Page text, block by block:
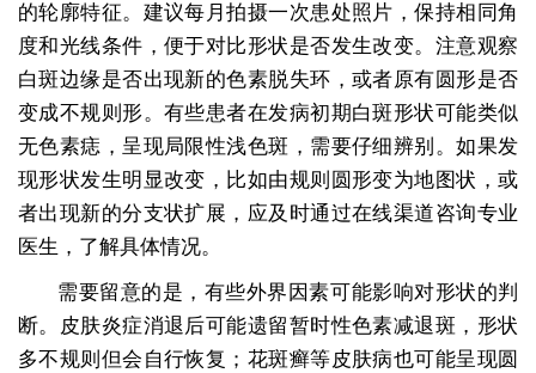
的轮廓特征。建议每月拍摄一次患处照片，保持相同角
度和光线条件，便于对比形状是否发生改变。注意观察
白斑边缘是否出现新的色素脱失环，或者原有圆形是否
变成不规则形。有些患者在发病初期白斑形状可能类似
无色素痣，呈现局限性浅色斑，需要仔细辨别。如果发
现形状发生明显改变，比如由规则圆形变为地图状，或
者出现新的分支状扩展，应及时通过在线渠道咨询专业
医生，了解具体情况。
需要留意的是，有些外界因素可能影响对形状的判
断。皮肤炎症消退后可能遗留暂时性色素减退斑，形状
多不规则但会自行恢复；花斑癣等皮肤病也可能呈现圆